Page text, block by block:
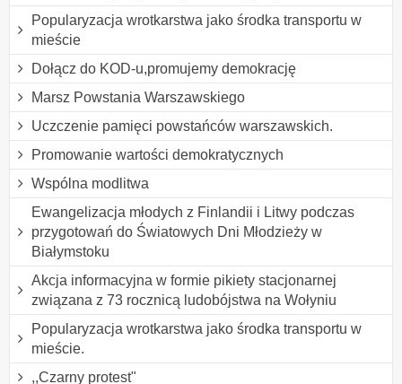
Popularyzacja wrotkarstwa jako środka transportu w
mieście
Dołącz do KOD-u,promujemy demokrację
Marsz Powstania Warszawskiego
Uczczenie pamięci powstańców warszawskich.
Promowanie wartości demokratycznych
Wspólna modlitwa
Ewangelizacja młodych z Finlandii i Litwy podczas
przygotowań do Światowych Dni Młodzieży w
Białymstoku
Akcja informacyjna w formie pikiety stacjonarnej
związana z 73 rocznicą ludobójstwa na Wołyniu
Popularyzacja wrotkarstwa jako środka transportu w
mieście.
,,Czarny protest"